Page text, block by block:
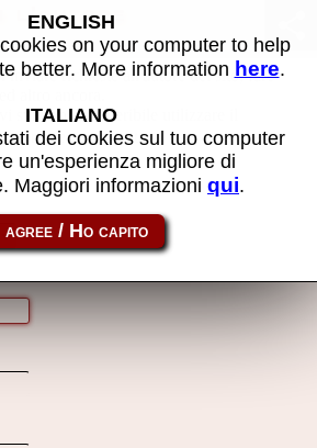
l'autore
inviare richieste all'autore del sito, fare
sviluppi è preferibile utilizzare il
per questo progetto.
ENGLISH
on your computer to help
better. More information here.
ITALIANO
dei cookies sul tuo computer
un'esperienza migliore di
Maggiori informazioni qui.